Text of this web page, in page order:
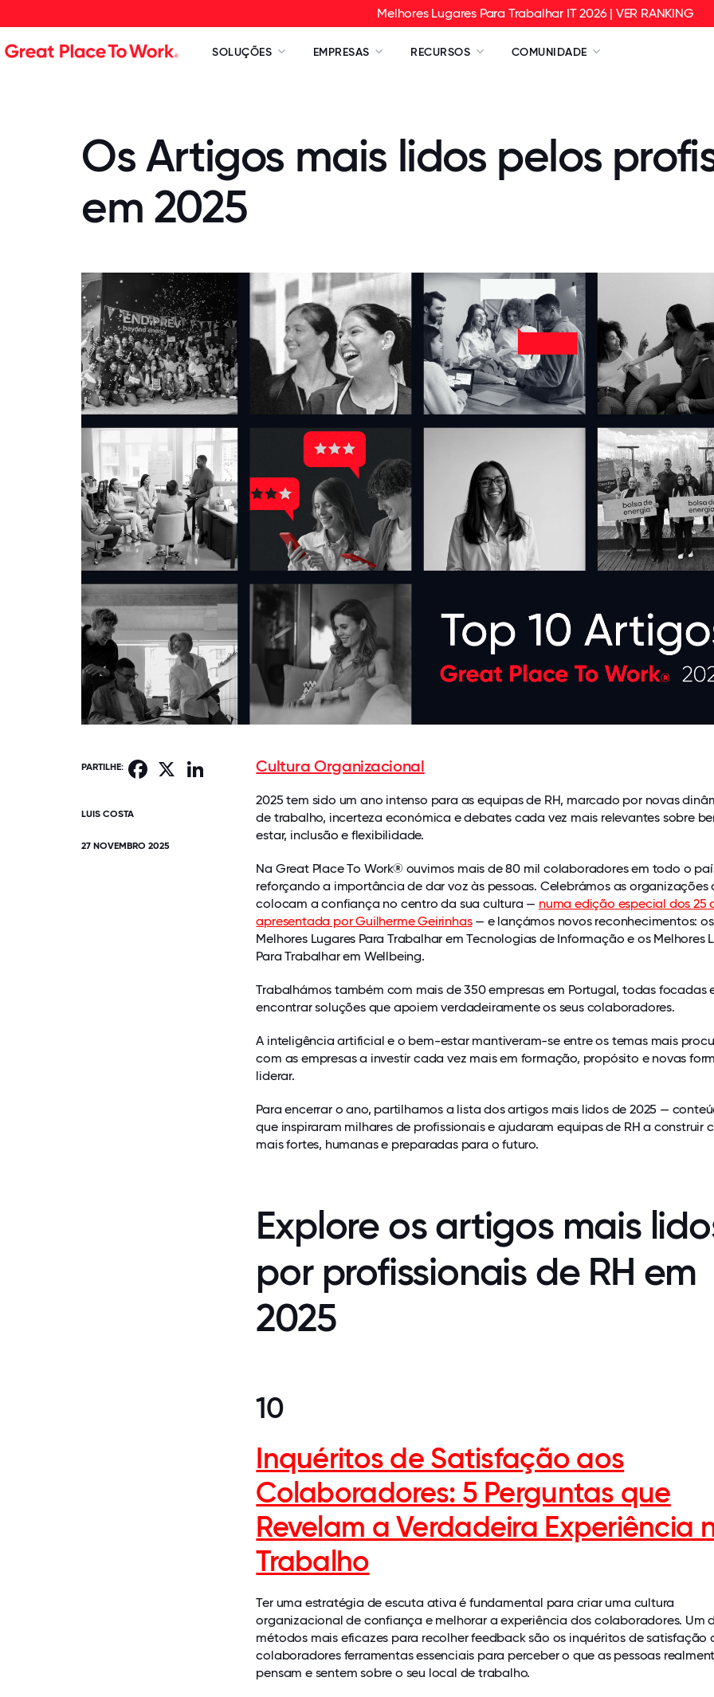
Melhores Lugares Para Trabalhar IT 2026 | VER RANKING
SOLUÇÕES EMPRESAS RECURSOS COMUNIDADE
Os Artigos mais lidos pelos
em 2025
PARTILHE: Facebook
LUIS COSTA
27 NOVEMBRO 2025
Cultura Organizacional
2025 tem sido um ano intenso para as equipas de RH, marcado por novas
de trabalho, incerteza económica e debates cada vez mais relevantes sobre
estar, inclusão e flexibilidade.
Na Great Place To Work® ouvimos mais de 80 mil colaboradores em todo o
reforçando a importância de dar voz às pessoas. Celebrámos as organizações
colocam a confiança no centro da sua cultura — numa edição especial dos 25
apresentada por Guilherme Geirinhas— e lançámos novos reconhecimentos: os
Melhores Lugares Para Trabalhar em Tecnologias de Informação e os Melhores
Para Trabalhar em Wellbeing.
Trabalhámos também com mais de 350 empresas em Portugal, todas focadas
encontrar soluções que apoiem verdadeiramente os seus colaboradores.
A inteligência artificial e o bem-estar mantiveram-se entre os temas mais
com as empresas a investir cada vez mais em formação, propósito e novas
liderar.
Para encerrar o ano, partilhamos a lista dos artigos mais lidos de 2025 —
que inspiraram milhares de profissionais e ajudaram equipas de RH a construir
mais fortes, humanas e preparadas para o futuro.
Explore os artigos mais
por profissionais de RH em
2025
10
Inquéritos de Satisfação aos
Colaboradores: 5 Perguntas que
Revelam a Verdadeira Experiência
Trabalho
Ter uma estratégia de escuta ativa é fundamental para criar uma cultura
organizacional de confiança e melhorar a experiência dos colaboradores. Um
métodos mais eficazes para recolher feedback são os inquéritos de satisfação
colaboradores ferramentas essenciais para perceber o que as pessoas
pensam e sentem sobre o seu local de trabalho.